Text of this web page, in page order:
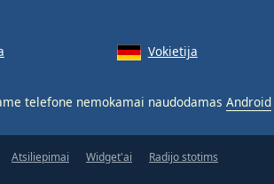
Vokietija
telefone nemokamai naudodamas Android
Atsiliepimai Widget'ai Radijo stotims